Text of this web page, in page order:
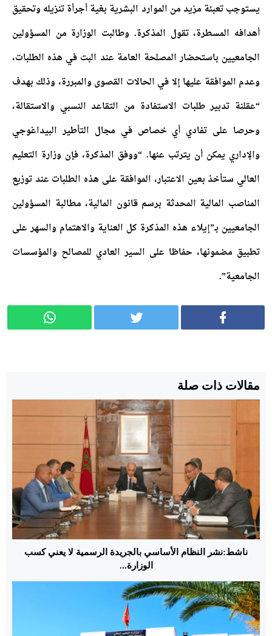
يستوجب تعبئة مزيد من الموارد البشرية بغية أجرأة تنزيله وتحقيق
أهدافه المسطرة، تقول المذكرة. وطالبت الوزارة من المسؤولين
الجامعيين باستحضار المصلحة العامة عند البت في هذه الطلبات،
وعدم الموافقة عليها إلا في الحالات القصوى والمبررة، وذلك بهدف
“عقلنة تدبير طلبات الاستفادة من التقاعد النسبي والاستقالة،
وحرصا على تفادي أي خصاص في مجال التأطير البيداغوجي
والإداري يمكن أن يترتب عنها. “ووفق المذكرة، فإن وزارة التعليم
العالي ستأخذ بعين الاعتبار، الموافقة على هذه الطلبات عند توزيع
المناصب المالية المحدثة برسم قانون المالية، مطالبة المسؤولين
الجامعيين بـ”إيلاء هذه المذكرة كل العناية والاهتمام والسهر على
تطبيق مضمونها، حفاظا على السير العادي للمصالح والمؤسسات
الجامعية”.
مقالات ذات صلة
ناشط:نشر النظام الأساسي بالجريدة الرسمية لا يعني كسب
الوزارة...